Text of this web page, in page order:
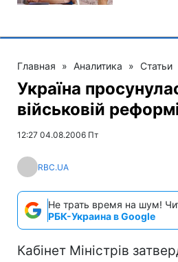
Главная » Аналитика » Статьи
Україна
військовій
12:27 04.08.2006 Пт
RBC.UA
Не трать время на шум!
РБК-Украина в Google
Кабінет Міністрів